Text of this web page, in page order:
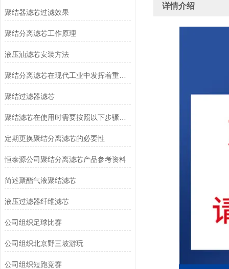
聚结器滤芯过滤效果
聚结分离滤芯工作原理
液压油滤芯安装方法
聚结分离滤芯在现代工业中发挥着重要作用
聚结过滤器滤芯
定期更换聚结分离滤芯的必要性
恒泰源公司聚结分离滤芯产品参考资料
简述聚酯气液聚结滤芯
液压过滤器纤维滤芯
公司组织足球比赛
公司组织北京野三坡游玩
公司组织短跑竞赛
详情介绍